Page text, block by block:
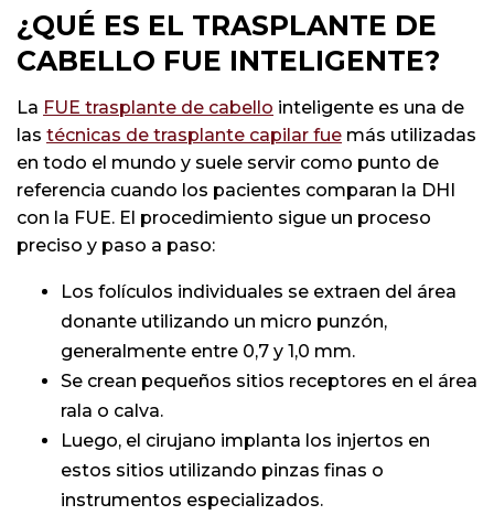
¿QUÉ ES EL TRASPLANTE DE
CABELLO FUE INTELIGENTE?
La FUE trasplante de cabello inteligente es una de
las técnicas de trasplante capilar fue más utilizadas
en todo el mundo y suele servir como punto de
referencia cuando los pacientes comparan la DHI
con la FUE. El procedimiento sigue un proceso
preciso y paso a paso:
Los folículos individuales se extraen del área
donante utilizando un micro punzón,
generalmente entre 0,7 y 1,0 mm.
Se crean pequeños sitios receptores en el área
rala o calva.
Luego, el cirujano implanta los injertos en
estos sitios utilizando pinzas finas o
instrumentos especializados.